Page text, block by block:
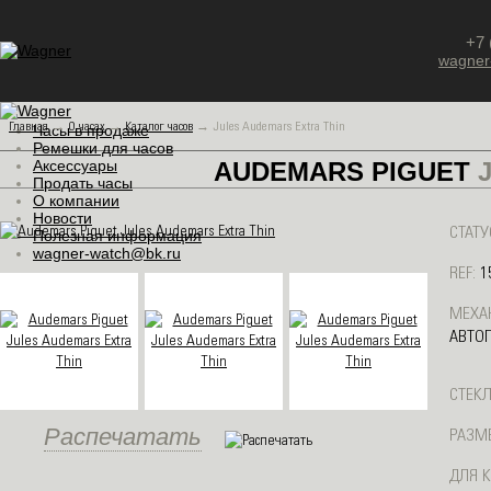
+7
Часы в продаже
Ремешки для часов
Аксессуары
Продать часы
О компании
Новости
Полезная информация
wagner-watch@bk.ru
Главная→О часах→Каталог часов → Jules Audemars Extra Thin
AUDEMARS PIGUET
Распечатать
REF:
ДЛЯ